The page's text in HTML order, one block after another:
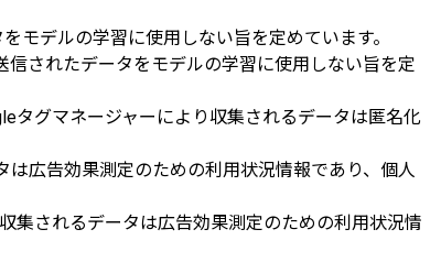
モデルの学習に使用しない旨を定めています。
されたデータをモデルの学習に使用しない旨を定
タグマネージャーにより収集されるデータは匿名化
広告効果測定のための利用状況情報であり、個人
集されるデータは広告効果測定のための利用状況情